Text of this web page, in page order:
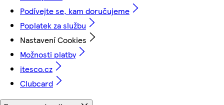
Podívejte se, kam doručujeme
Poplatek za službu
Nastavení Cookies
Možnosti platby
itesco.cz
Clubcard